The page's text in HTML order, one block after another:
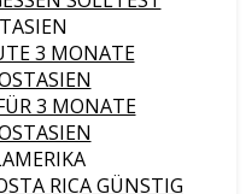
3 MONATE
3 MONATE
RICA GÜNSTIG